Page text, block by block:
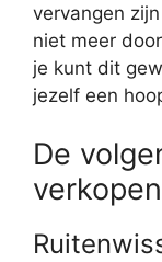
vervangen
niet meer
je kunt dit
jezelf een
De